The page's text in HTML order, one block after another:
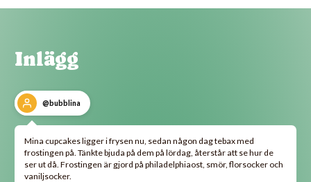
Inlägg
@bubblina
Mina cupcakes ligger i frysen nu, sedan någon dag tebax med
frostingen på. Tänkte bjuda på dem på lördag, återstår att se hur de
ser ut då. Frostingen är gjord på philadelphiaost, smör, florsocker och
vaniljsocker.